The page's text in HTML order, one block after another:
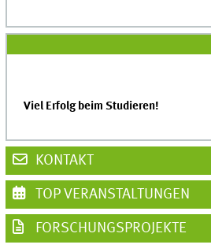
Viel Erfolg beim Studieren!
KONTAKT
TOP VERANSTALTUNGEN
FORSCHUNGSPROJEKTE